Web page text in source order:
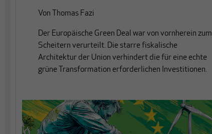
Von Thomas Fazi
Der Europäische Green Deal war von vornherein zum
Scheitern verurteilt. Die starre fiskalische
Architektur der Union verhindert die für eine echte
grüne Transformation erforderlichen Investitionen.